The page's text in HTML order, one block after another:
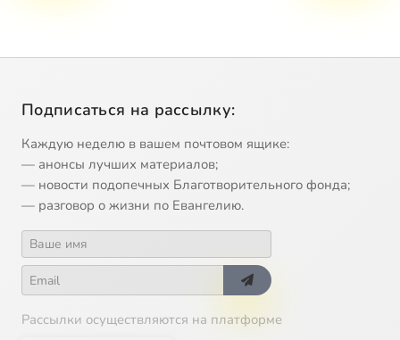
Подписаться на рассылку:
Каждую неделю в вашем почтовом ящике:
— анонсы лучших материалов;
— новости подопечных Благотворительного фонда;
— разговор о жизни по Евангелию.
Рассылки осуществляются на платформе